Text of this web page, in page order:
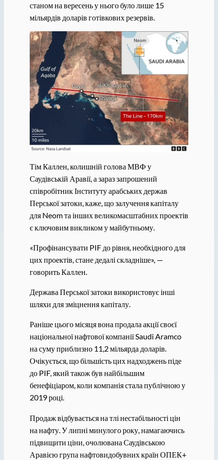
станом на вересень у нього було лише 15
мільярдів доларів готівкових резервів.
Тім Каллен, колишній голова МВФ у
Саудівській Аравії, а зараз запрошений
співробітник Інституту арабських держав
Перської затоки, каже, що залучення капіталу
для Neom та інших великомасштабних проектів
є ключовим викликом у майбутньому.
«Профінансувати PIF до рівня, необхідного для
цих проектів, стане дедалі складніше», —
говорить Каллен.
Держава Перської затоки використовує інші
шляхи для зміцнення капіталу.
Раніше цього місяця вона продала акції своєї
національної нафтової компанії Saudi Aramco
на суму приблизно 11,2 мільярда доларів.
Очікується, що більшість цих надходжень піде
до PIF, який також був найбільшим
бенефіціаром, коли компанія стала публічною у
2019 році.
Продаж відбувається на тлі нестабільності цін
на нафту. У липні минулого року, намагаючись
підвищити ціни, очолювана Саудівською
Аравією група нафтовидобувних країн ОПЕК+